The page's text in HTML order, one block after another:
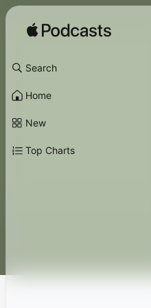
Search
Home
New
Top Charts